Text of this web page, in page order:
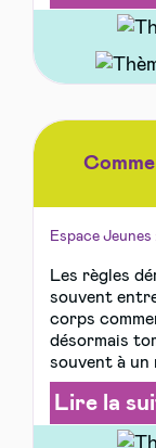
Espace Jeunes
Les règles
souvent
corps
désormais
souvent à un
Lire la